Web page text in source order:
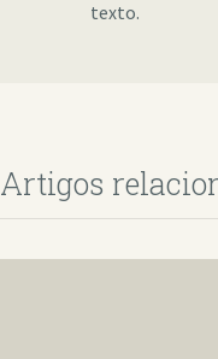
texto.
Artigos